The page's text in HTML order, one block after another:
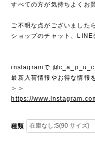
すべての方が気持ちよくお
ご不明な点がございましたら
ショップのチャット、LINE
instagramで
最新入荷情報やお得な情報
＞＞
https://
種類